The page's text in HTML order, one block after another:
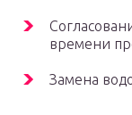
времени
Замена